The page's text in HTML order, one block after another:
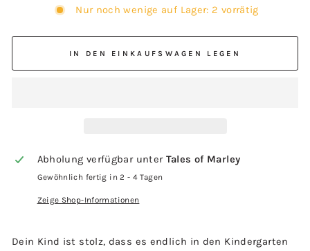
Nur noch wenige auf Lager: 2 vorrätig
IN DEN EINKAUFSWAGEN LEGEN
Abholung verfügbar unter Tales of Marley
Gewöhnlich fertig in 2 - 4 Tagen
Zeige Shop-Informationen
Dein Kind ist stolz, dass es endlich in den Kindergarten